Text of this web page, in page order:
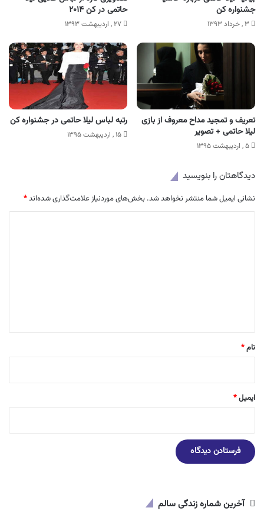
جشنواره کن
۳ , خرداد ۱۳۹۳
حاتمی در کن ۲۰۱۴
۲۷ , اردیبهشت ۱۳۹۳
تعریف و تمجید مداح معروف از بازی
لیلا حاتمی + تصویر
۵ , اردیبهشت ۱۳۹۵
رتبه لباس لیلا حاتمی در جشنواره کن
۱۵ , اردیبهشت ۱۳۹۵
دیدگاهتان را بنویسید
نشانی ایمیل شما منتشر نخواهد شد. بخش‌های موردنیاز علامت‌گذاری شده‌اند*
نام*
ایمیل*
آخرین شماره زندگی سالم